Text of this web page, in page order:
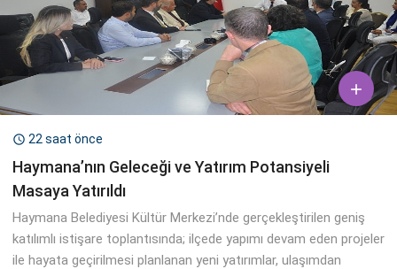

 22 saat önce
Haymana’nın Geleceği ve Yatırım Potansiyeli
Masaya Yatırıldı
Haymana Belediyesi Kültür Merkezi’nde gerçekleştirilen geniş
katılımlı istişare toplantısında; ilçede yapımı devam eden projeler
ile hayata geçirilmesi planlanan yeni yatırımlar, ulaşımdan